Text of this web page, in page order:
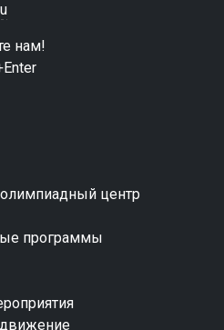
нам!
центр
программы